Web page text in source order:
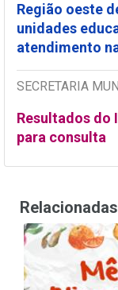
Região oeste
unidades
atendimento
SECRETARIA
Resultados do
para consulta
Relacionadas